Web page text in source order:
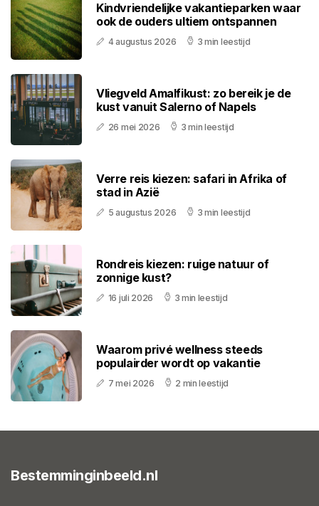
Kindvriendelijke vakantieparken waar
ook de ouders ultiem ontspannen
4 augustus 2026 3 min leestijd
Vliegveld Amalfikust: zo bereik je de
kust vanuit Salerno of Napels
26 mei 2026 3 min leestijd
Verre reis kiezen: safari in Afrika of
stad in Azië
5 augustus 2026 3 min leestijd
Rondreis kiezen: ruige natuur of
zonnige kust?
16 juli 2026 3 min leestijd
Waarom privé wellness steeds
populairder wordt op vakantie
7 mei 2026 2 min leestijd
Bestemminginbeeld.nl